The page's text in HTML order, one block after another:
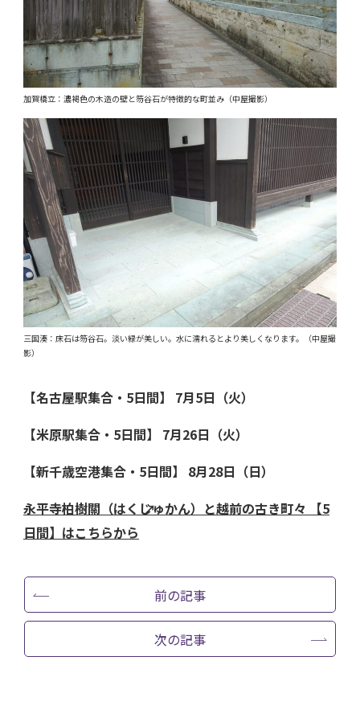
加賀橋立：濃褐色の木造の壁と笏谷石が特徴的な町並み（中屋撮影）
三国湊：床石は笏谷石。淡い緑が美しい。水に濡れるとより美しくなります。（中屋撮
影）
【名古屋駅集合・5日間】 7月5日（火）
【米原駅集合・5日間】 7月26日（火）
【新千歳空港集合・5日間】 8月28日（日）
永平寺柏樹關（はくじゅかん）と越前の古き町々 【5
日間】はこちらから
前の記事
次の記事